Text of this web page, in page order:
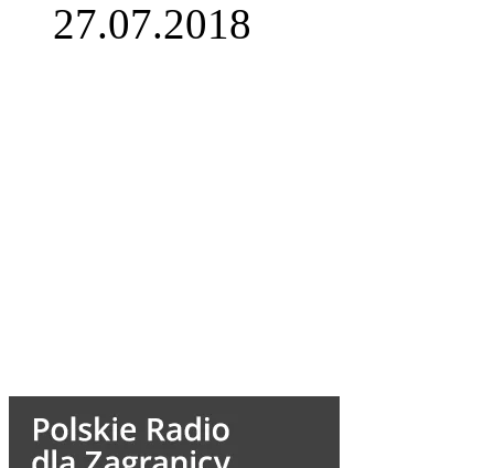
27.07.2018